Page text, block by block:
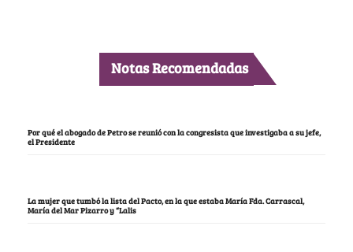
Notas Recomendadas
Por qué el abogado de Petro se reunió con la congresista que investigaba a su jefe,
el Presidente
La mujer que tumbó la lista del Pacto, en la que estaba María Fda. Carrascal,
María del Mar Pizarro y “Lalis